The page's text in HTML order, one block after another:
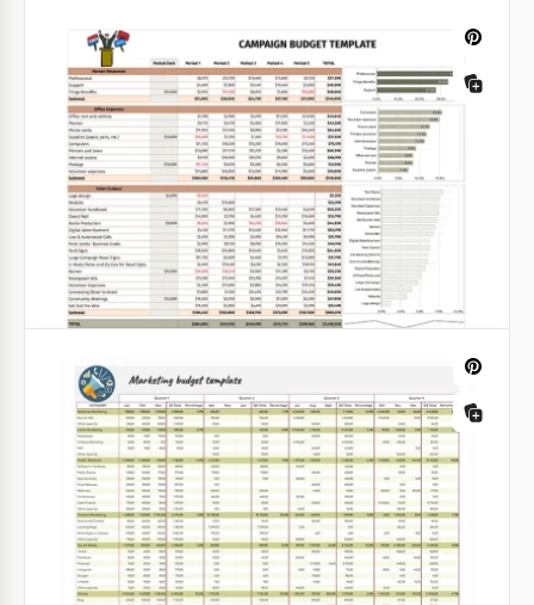
Google Sheets
Budget de campagne
Si vous recherchez un moyen pratique de calculer
votre budget de campagne, il est ici!